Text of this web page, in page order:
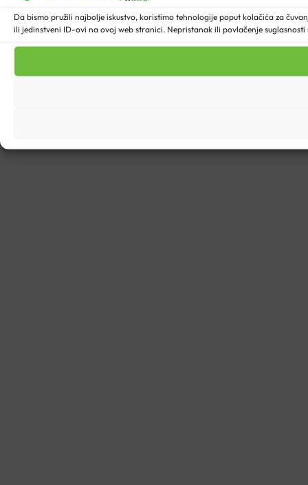
Da bismo pružili najbolje iskustvo, koristimo tehnologije poput kolačića za
ili jedinstveni ID-ovi na ovoj web stranici. Nepristanak ili povlačenje